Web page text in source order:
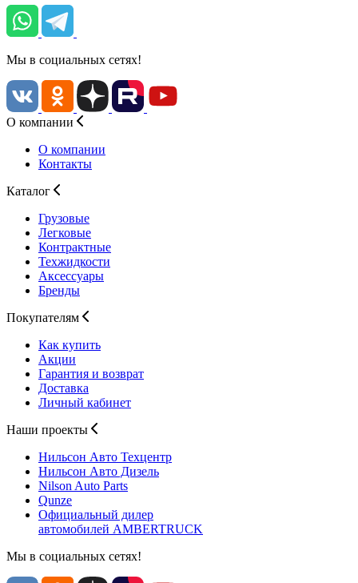
Мы в социальных сетях!
О компании
О компании
Контакты
Каталог
Грузовые
Легковые
Контрактные
Техжидкости
Аксессуары
Бренды
Покупателям
Как купить
Акции
Гарантия и возврат
Доставка
Личный кабинет
Наши проекты
Нильсон Авто Техцентр
Нильсон Авто Дизель
Nilson Auto Parts
Qunze
Официальный дилер
автомобилей AMBERTRUCK
Мы в социальных сетях!